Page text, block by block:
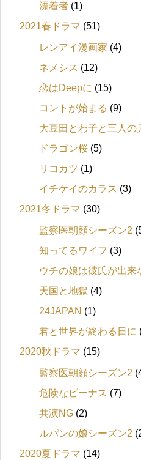
漂着者 (1)
2021春ドラマ (51)
レンアイ漫画家 (4)
ネメシス (12)
恋はDeepに (15)
コントが始まる (9)
大豆田とわ子と三人の
ドラゴン桜 (5)
リコカツ (1)
イチケイのカラス (3)
2021冬ドラマ (30)
監察医朝顔シーズン2
知ってるワイフ (3)
ウチの娘は彼氏が出来
天国と地獄 (4)
24JAPAN (1)
君と世界が終わる日に
2020秋ドラマ (15)
監察医朝顔シーズン2
危険なビーナス (7)
共演NG (2)
ルパンの娘シーズン2
2020夏ドラマ (14)